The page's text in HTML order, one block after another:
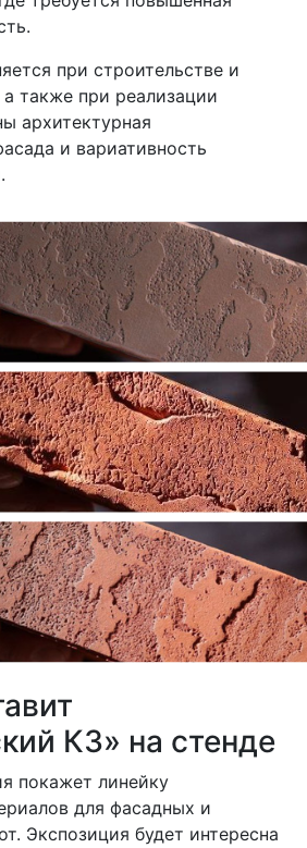
при строительстве и
также при реализации
архитектурная
и вариативность
КЗ» на стенде
покажет линейку
для фасадных и
Экспозиция будет интересна